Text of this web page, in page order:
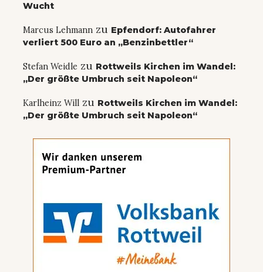
Wucht
Marcus Lehmann zu Epfendorf: Autofahrer
verliert 500 Euro an „Benzinbettler“
Stefan Weidle zu Rottweils Kirchen im Wandel:
„Der größte Umbruch seit Napoleon“
Karlheinz Will zu Rottweils Kirchen im Wandel:
„Der größte Umbruch seit Napoleon“